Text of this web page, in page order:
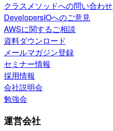
クラスメソッドへの問い合わせ
DevelopersIOへのご意見
AWSに関するご相談
資料ダウンロード
メールマガジン登録
セミナー情報
採用情報
会社説明会
勉強会
運営会社